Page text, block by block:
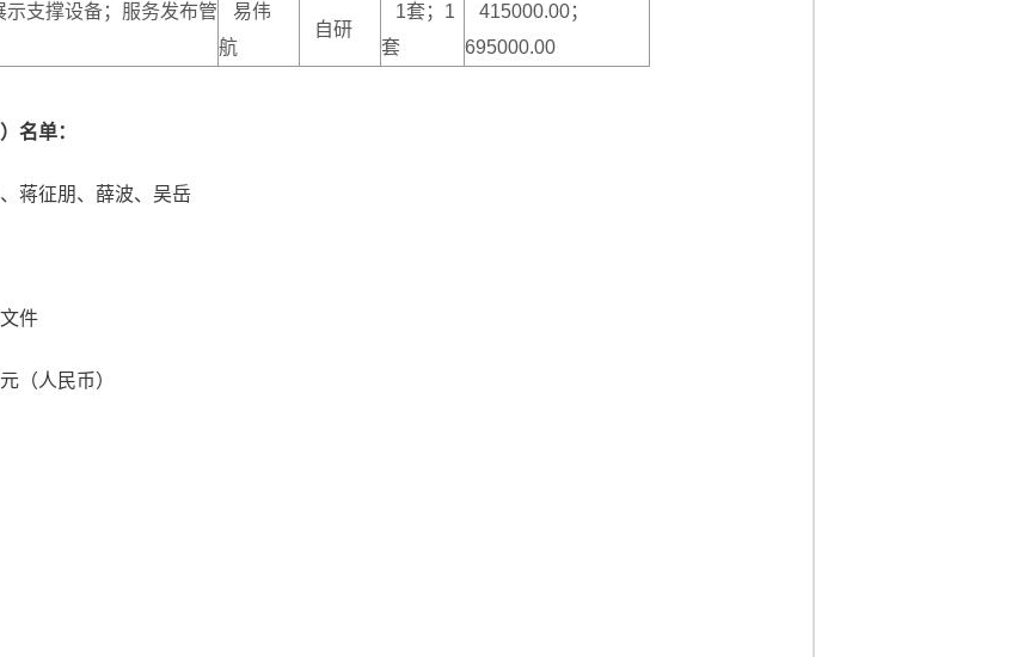
支撑设备；服务发布管 易伟
航
自研
1套；1
套
415000.00；
695000.00
名单：
蒋征朋、薛波、吴岳
件
（人民币）